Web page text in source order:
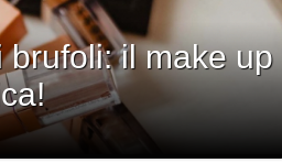
brufoli: il make up